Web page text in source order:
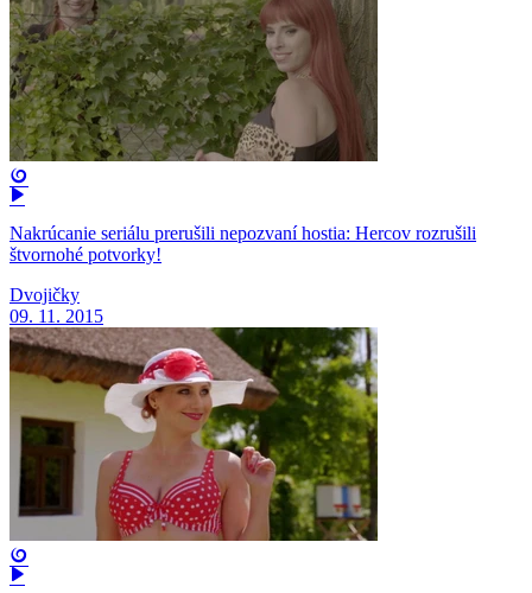
Nakrúcanie seriálu prerušili nepozvaní hostia: Hercov rozrušili
štvornohé potvorky!
Dvojičky
09. 11. 2015